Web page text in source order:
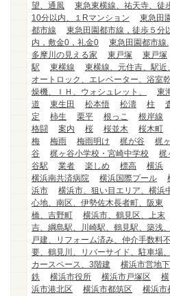
望、通風
東急東横線、祐天寺、徒
10分以内、１Rマンション
東急田
都市線
東急田園都市線，徒歩５分
内，敷金0，礼金0
東急田園都市線.
多摩川の見える家
東戸塚
東戸塚
駅
東横線
東横線、元住吉、駅近、
オートロック、エレベーター、浴室
燥機、ＩＨ、ウォシュレット、
東
道
東生田 松本悟 松濤 柱
定
柿生 栗平 根っこ
根岸線
格闘
案内 桜 桜並木
桜木町
梅
梅雨 梅雨明け 梶が谷
梶ヶ
谷
梶ヶ谷小学校・宮崎中学校
梶
谷駅
業者 楽しめ 標高
横浜
横浜南共済病院
横浜国際プール
浜市
横浜市、狙い目エリア、横浜
心地、南区、伊勢佐木長者町、阪東
橋、吉野町
横浜市、鶴見区、上末
吉、綱島駅、川崎駅、鶴見駅、築浅、
戸建、リフォーム済み、仲介手数料不
要、鶴見川、リバーサイド、駐車場、
カースペース、3階建
横浜市営地下
鉄
横浜市役所 横浜市戸塚区
横
浜市港北区
横浜市都筑区
横浜市